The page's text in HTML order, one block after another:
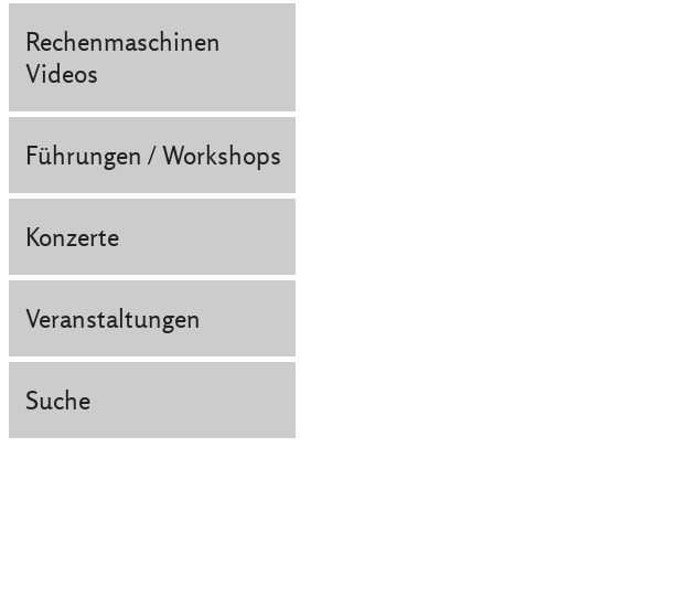
Rechenmaschinen
Videos
Führungen / Workshops
Konzerte
Veranstaltungen
Suche